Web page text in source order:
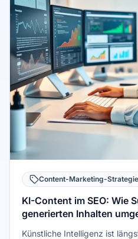
Content-Marketing-Strategie
KI-Content im SEO: Wie
generierten Inhalten
Künstliche Intelligenz ist